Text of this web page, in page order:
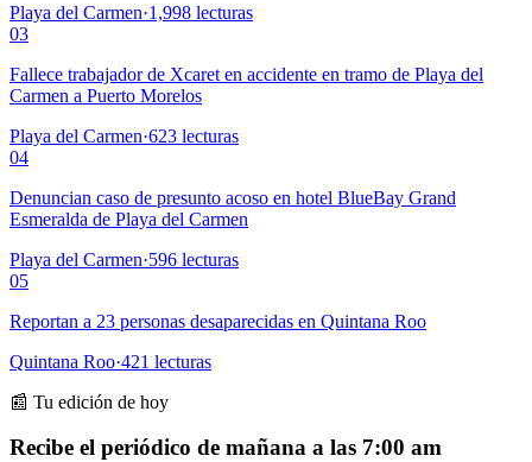
Playa del Carmen·1,998 lecturas
03
Fallece trabajador de Xcaret en accidente en tramo de Playa del
Carmen a Puerto Morelos
Playa del Carmen·623 lecturas
04
Denuncian caso de presunto acoso en hotel BlueBay Grand
Esmeralda de Playa del Carmen
Playa del Carmen·596 lecturas
05
Reportan a 23 personas desaparecidas en Quintana Roo
Quintana Roo·421 lecturas
📰 Tu edición de hoy
Recibe el periódico de mañana a las 7:00 am